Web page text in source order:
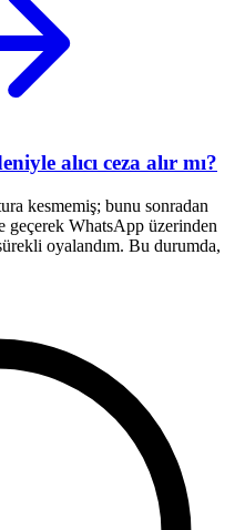
alıcı ceza alır mı?
kesmemiş; bunu sonradan
geçerek WhatsApp üzerinden
oyalandım. Bu durumda,